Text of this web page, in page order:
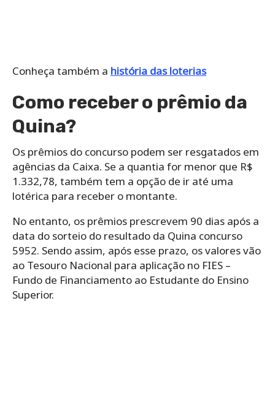
Conheça também a história das loterias
Como receber o prêmio da
Quina?
Os prêmios do concurso podem ser resgatados em
agências da Caixa. Se a quantia for menor que R$
1.332,78, também tem a opção de ir até uma
lotérica para receber o montante.
No entanto, os prêmios prescrevem 90 dias após a
data do sorteio do resultado da Quina concurso
5952. Sendo assim, após esse prazo, os valores vão
ao Tesouro Nacional para aplicação no FIES –
Fundo de Financiamento ao Estudante do Ensino
Superior.